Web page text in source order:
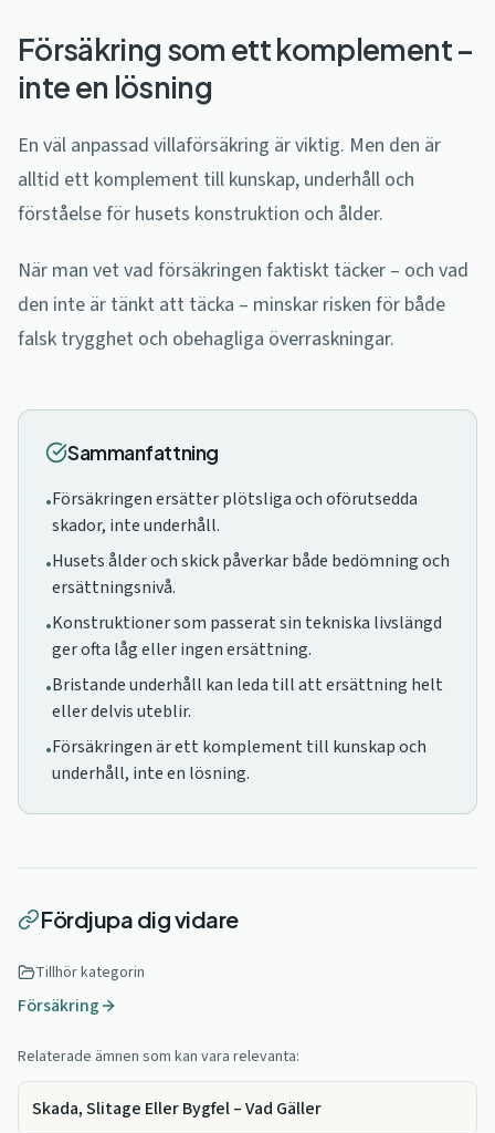
Försäkring som ett komplement –
inte en lösning
En väl anpassad villaförsäkring är viktig. Men den är
alltid ett komplement till kunskap, underhåll och
förståelse för husets konstruktion och ålder.
När man vet vad försäkringen faktiskt täcker – och vad
den inte är tänkt att täcka – minskar risken för både
falsk trygghet och obehagliga överraskningar.
Sammanfattning
•Försäkringen ersätter plötsliga och oförutsedda
skador, inte underhåll.
•Husets ålder och skick påverkar både bedömning och
ersättningsnivå.
•Konstruktioner som passerat sin tekniska livslängd
ger ofta låg eller ingen ersättning.
•Bristande underhåll kan leda till att ersättning helt
eller delvis uteblir.
•Försäkringen är ett komplement till kunskap och
underhåll, inte en lösning.
Fördjupa dig vidare
Tillhör kategorin
Försäkring
Relaterade ämnen som kan vara relevanta:
Skada, Slitage Eller Bygfel – Vad Gäller